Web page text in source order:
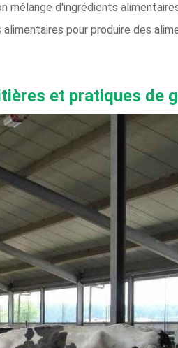
d'ingrédients
pour produire des
et pratiques de